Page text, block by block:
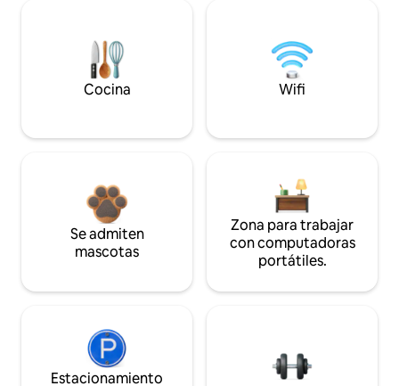
Cocina Wifi
Se admiten
mascotas
Zona para trabajar
con computadoras
portátiles.
Estacionamiento